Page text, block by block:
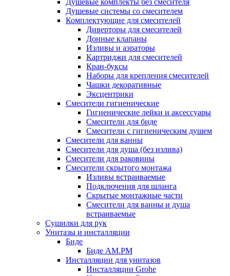
Душевые комплекты без смесителя
Душевые системы со смесителем
Комплектующие для смесителей
Диверторы для смесителей
Донные клапаны
Изливы и аэраторы
Картриджи для смесителей
Кран-буксы
Наборы для крепления смесителей
Чашки декоративные
Эксцентрики
Смесители гигиенические
Гигиенические лейки и аксессуары
Смесители для биде
Смесители с гигиеническим душем
Смесители для ванны
Смесители для душа (без излива)
Смесители для раковины
Смесители скрытого монтажа
Изливы встраиваемые
Подключения для шланга
Скрытые монтажные части
Смесители для ванны и душа
встраиваемые
Сушилки для рук
Унитазы и инсталляции
Биде
Биде AM.PM
Инсталляции для унитазов
Инсталляции Grohe